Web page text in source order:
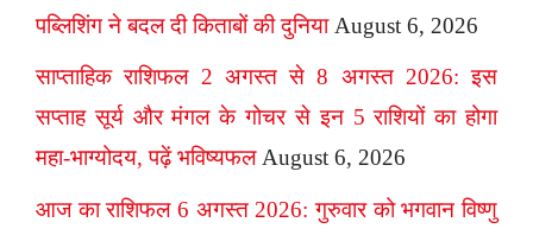
पब्लिशिंग ने बदल दी किताबों की दुनिया August 6, 2026
साप्ताहिक राशिफल 2 अगस्त से 8 अगस्त 2026: इस
सप्ताह सूर्य और मंगल के गोचर से इन 5 राशियों का होगा
महा-भाग्योदय, पढ़ें भविष्यफल August 6, 2026
आज का राशिफल 6 अगस्त 2026: गुरुवार को भगवान विष्णु